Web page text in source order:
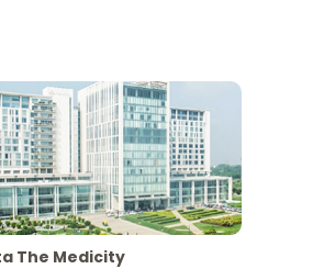
The Medicity